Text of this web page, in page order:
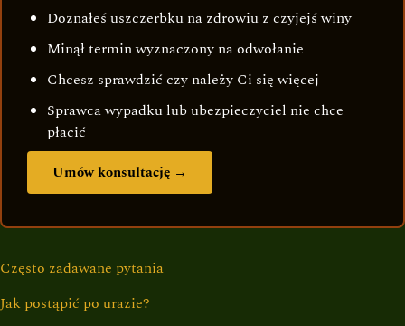
Doznałeś uszczerbku na zdrowiu z czyjejś winy
Minął termin wyznaczony na odwołanie
Chcesz sprawdzić czy należy Ci się więcej
Sprawca wypadku lub ubezpieczyciel nie chce
płacić
Umów konsultację →
Często zadawane pytania
Jak postąpić po urazie?